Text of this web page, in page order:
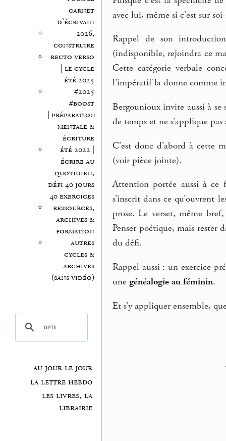
carnet
d’écrivain
2026,
construire
recto verso
| le cycle
été 2025
#2025
#boost
| préparation
mentale &
écriture
été 2022 |
écrire au
quotidien,
défi 40 jours
40 exercices
ressources,
archives &
formation
autres
cycles &
archives
(sans vidéo)
au jour le jour
la lettre hebdo
les livres, la
librairie
avec lui, même si c’est sur
Rappel de son
(indisponible, rejoindra ce
Cette catégorie verbale
l’impératif la donne comme
Bergounioux invite aussi à se
de temps et ne s’applique
C’est donc d’abord à cette
(voir pièce jointe).
Attention portée aussi à ce
s’inscrit dans ce qu’ouvrent
prose. Le verset, même
Penser poétique, mais rester
du défi.
Rappel aussi : un exercice
unegénéalogie au féminin.
Et s’y appliquer ensemble,